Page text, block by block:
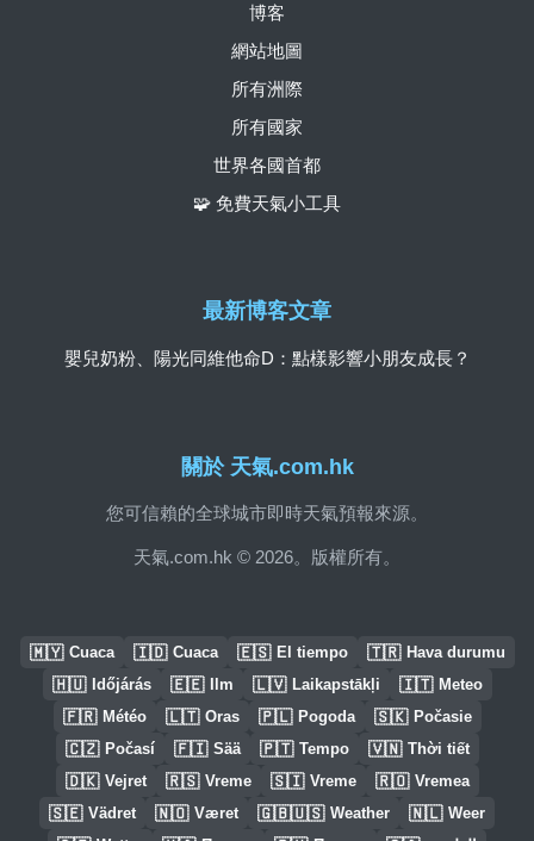
關於 天氣.com.hk
您可信賴的全球城市即時天氣預報來源。
天氣.com.hk © 2026。版權所有。
博客
網站地圖
所有洲際
所有國家
世界各國首都
🧩 免費天氣小工具
最新博客文章
嬰兒奶粉、陽光同維他命D：點樣影響小朋友成長？
🇲🇾 Cuaca 🇮🇩 Cuaca 🇪🇸 El tiempo 🇹🇷 Hava durumu
🇭🇺 Időjárás 🇪🇪 Ilm 🇱🇻 Laikapstākļi 🇮🇹 Meteo
🇫🇷 Météo 🇱🇹 Oras 🇵🇱 Pogoda 🇸🇰 Počasie
🇨🇿 Počasí 🇫🇮 Sää 🇵🇹 Tempo 🇻🇳 Thời tiết
🇩🇰 Vejret 🇷🇸 Vreme 🇸🇮 Vreme 🇷🇴 Vremea
🇸🇪 Vädret 🇳🇴 Været 🇬🇧🇺🇸 Weather 🇳🇱 Weer